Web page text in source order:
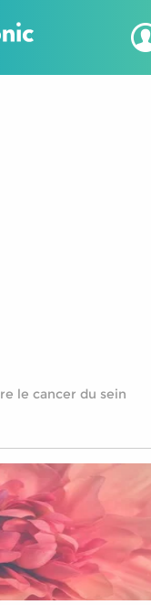
le cancer du sein